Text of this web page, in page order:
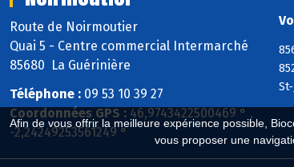
Afin de vous offrir la meilleure expérience possible,
vous proposer une
Route de Noirmoutier
Quai 5 - Centre commercial Intermarché
85680 La Guérinière
Téléphone : 09 53 10 39 27
Coordonnées GPS : 46,9743422500469 ° ,
-2,24249253561249 °